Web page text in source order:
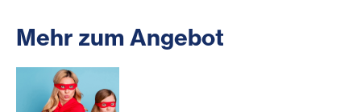
Mehr zum Angebot